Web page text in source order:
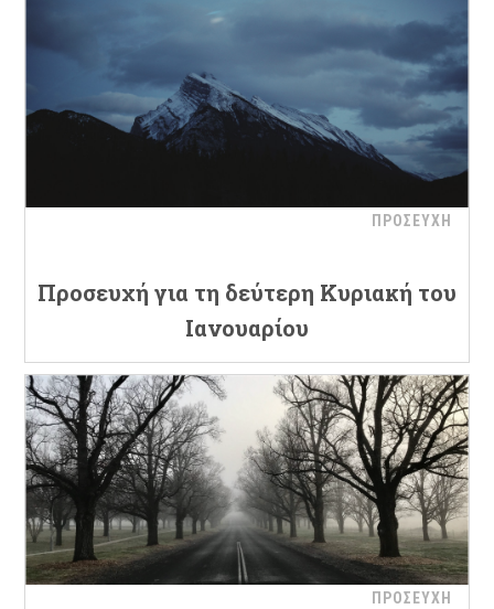
ΠΡΟΣΕΥΧΗ
Προσευχή για τη δεύτερη Κυριακή του
Ιανουαρίου
ΠΡΟΣΕΥΧΗ